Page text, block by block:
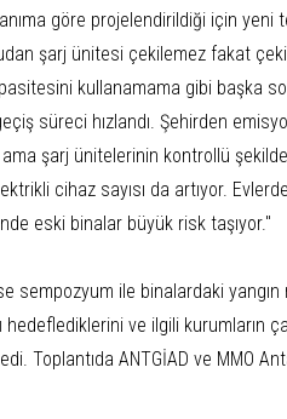
göre projelendirildiği için yeni
şarj ünitesi çekilemez fakat
kullanamama gibi başka
süreci hızlandı. Şehirden
şarj ünitelerinin kontrollü şekilde
cihaz sayısı da artıyor.
eski binalar büyük risk taşıyor."
sempozyum ile binalardaki
hedeflediklerini ve ilgili kurumların
Toplantıda ANTGİAD ve MMO